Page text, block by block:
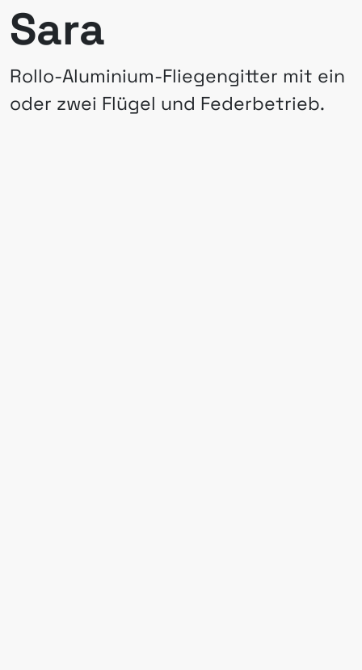
Sara
Rollo-Aluminium-Fliegengitter mit ein
oder zwei Flügel und Federbetrieb.